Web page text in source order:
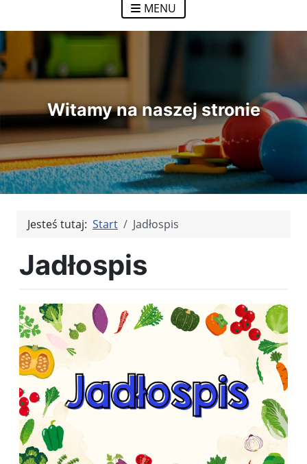
MENU
Witamy na naszej stronie
Jesteś tutaj: Start Jadłospis
Jadłospis